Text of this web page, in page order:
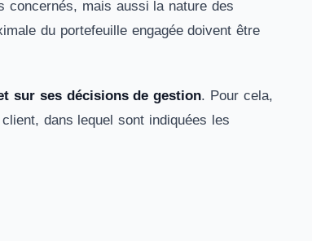
concernés, mais aussi la nature des
du portefeuille engagée doivent être
sur ses décisions de gestion. Pour cela,
dans lequel sont indiquées les